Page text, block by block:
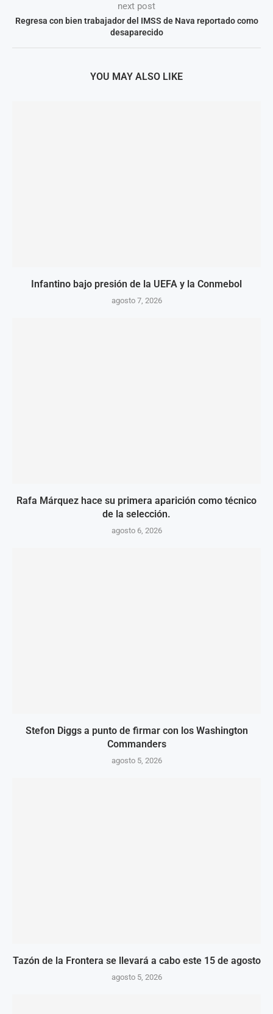
next post
Regresa con bien trabajador del IMSS de Nava reportado como
desaparecido
YOU MAY ALSO LIKE
Infantino bajo presión de la UEFA y la Conmebol
agosto 7, 2026
Rafa Márquez hace su primera aparición como técnico
de la selección.
agosto 6, 2026
Stefon Diggs a punto de firmar con los Washington
Commanders
agosto 5, 2026
Tazón de la Frontera se llevará a cabo este 15 de agosto
agosto 5, 2026